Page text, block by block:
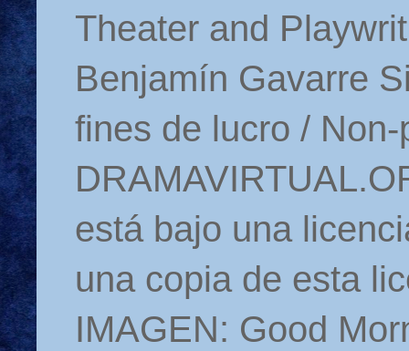
Theater and
Benjamín Gavarre
fines de lucro /
está bajo una
una copia de esta
IMAGEN: Good